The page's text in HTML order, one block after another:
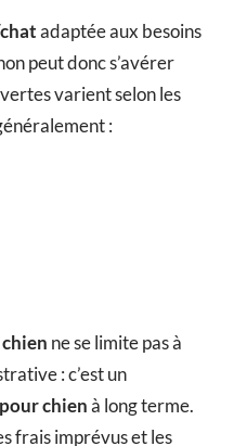
adaptée aux besoins
peut donc s’avérer
varient selon les
:
ne se limite pas à
: c’est un
chienà long terme.
frais imprévus et les